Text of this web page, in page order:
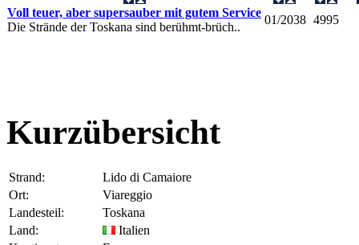
Voll teuer, aber supersauber mit gutem Service
Die Strände der Toskana sind berühmt-brüch..
01/2038 4995
Kurzübersicht
Strand:
Lido di Camaiore
Ort:
Viareggio
Landesteil:
Toskana
Land:
Italien